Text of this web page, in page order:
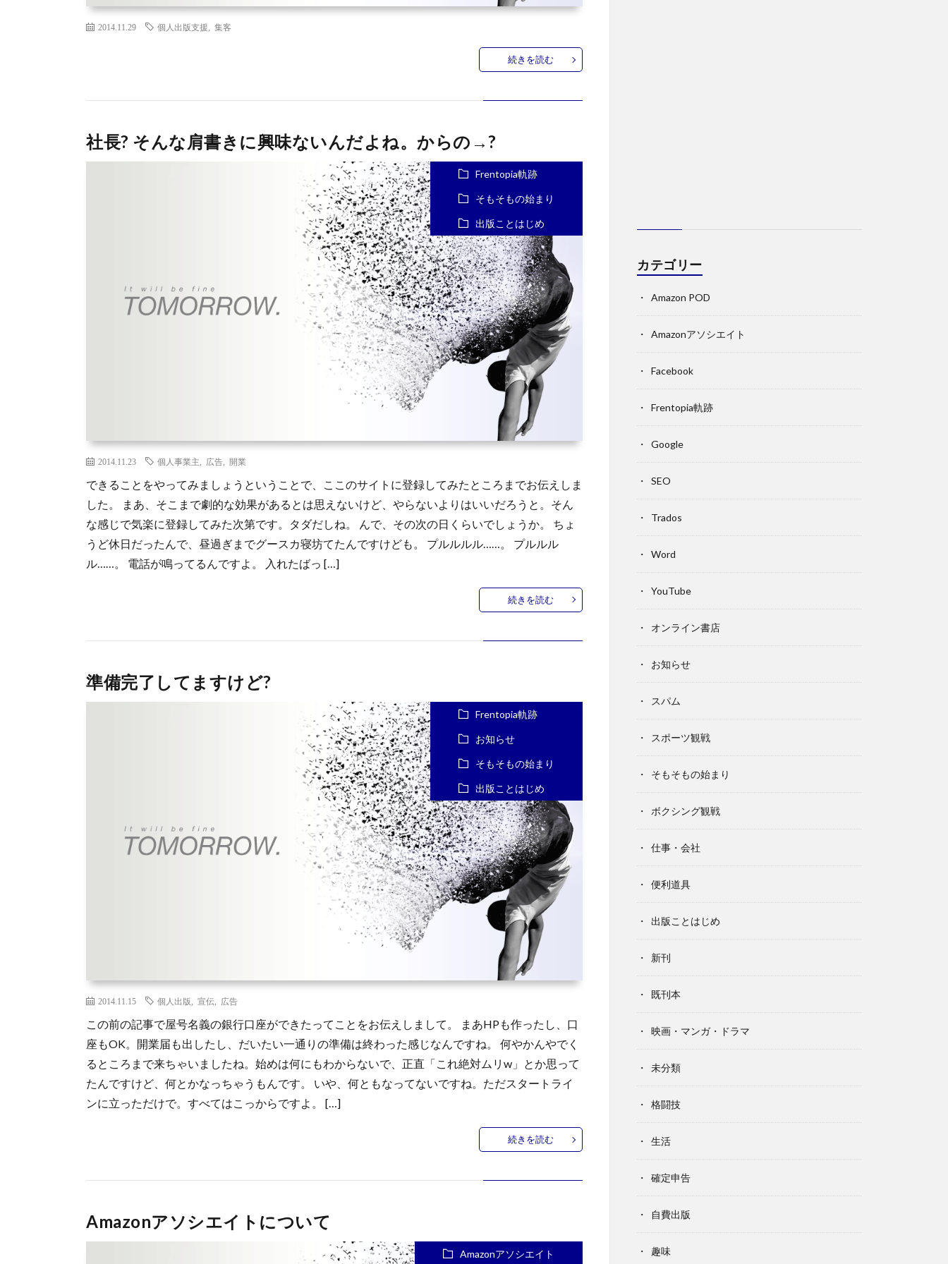
2014.11.29 個人出版支援 集客
続きを読む
社長? そんな肩書きに興味ないんだよね。からの→?
Frentopia軌跡
そもそもの始まり
出版ことはじめ
2014.11.23 個人事業主 広告 開業
できることをやってみましょうということで、ここのサイトに登録してみたところまでお伝えしま
した。 まあ、そこまで劇的な効果があるとは思えないけど、やらないよりはいいだろうと。そん
な感じで気楽に登録してみた次第です。タダだしね。 んで、その次の日くらいでしょうか。 ちょ
うど休日だったんで、昼過ぎまでグースカ寝坊てたんですけども。 プルルルル……。 プルルル
ル……。 電話が鳴ってるんですよ。 入れたばっ […]
続きを読む
準備完了してますけど?
Frentopia軌跡
お知らせ
そもそもの始まり
出版ことはじめ
2014.11.15 個人出版 宣伝 広告
この前の記事で屋号名義の銀行口座ができたってことをお伝えしまして。 まあHPも作ったし、口
座もOK。開業届も出したし、だいたい一通りの準備は終わった感じなんですね。 何やかんやでく
るところまで来ちゃいましたね。始めは何にもわからないで、正直「これ絶対ムリw」とか思って
たんですけど、何とかなっちゃうもんです。 いや、何ともなってないですね。ただスタートライ
ンに立っただけで。すべてはこっからですよ。 […]
続きを読む
Amazonアソシエイトについて
Amazonアソシエイト
カテゴリー
Amazon POD
Amazonアソシエイト
Facebook
Frentopia軌跡
Google
SEO
Trados
Word
YouTube
オンライン書店
お知らせ
スパム
スポーツ観戦
そもそもの始まり
ボクシング観戦
仕事・会社
便利道具
出版ことはじめ
新刊
既刊本
映画・マンガ・ドラマ
未分類
格闘技
生活
確定申告
自費出版
趣味